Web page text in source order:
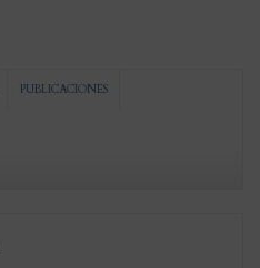
PUBLICACIONES